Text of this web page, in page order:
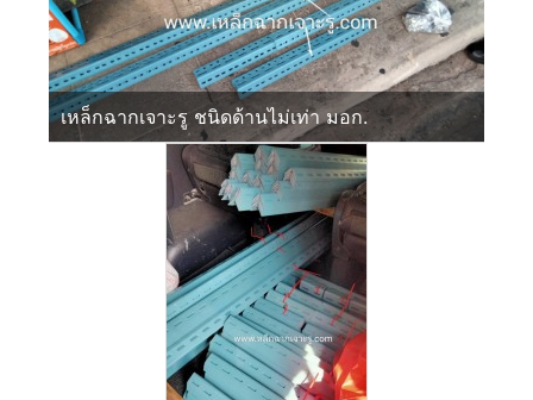
เหล็กฉากเจาะรู ชนิดด้านไม่เท่า มอก.